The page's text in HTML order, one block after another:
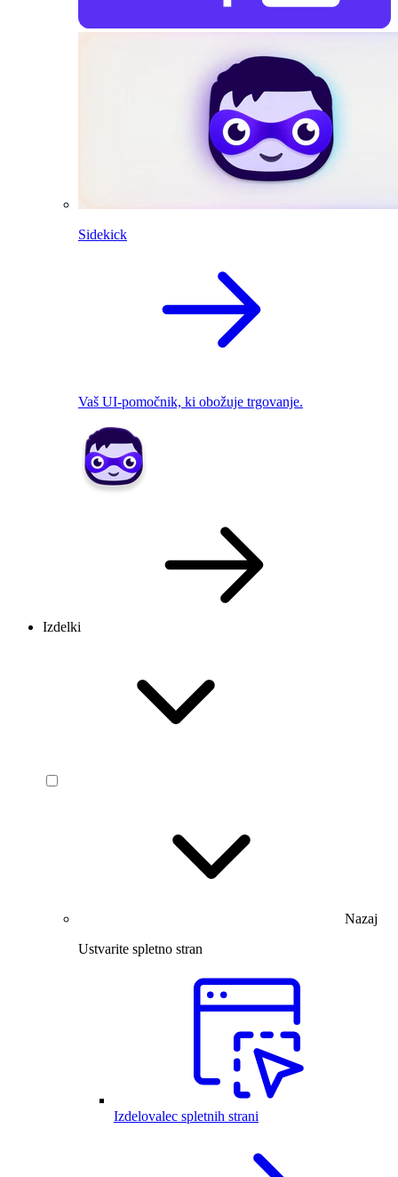
Sidekick
Vaš UI-pomočnik, ki obožuje trgovanje.
Izdelki
Nazaj
Ustvarite spletno stran
Izdelovalec spletnih strani